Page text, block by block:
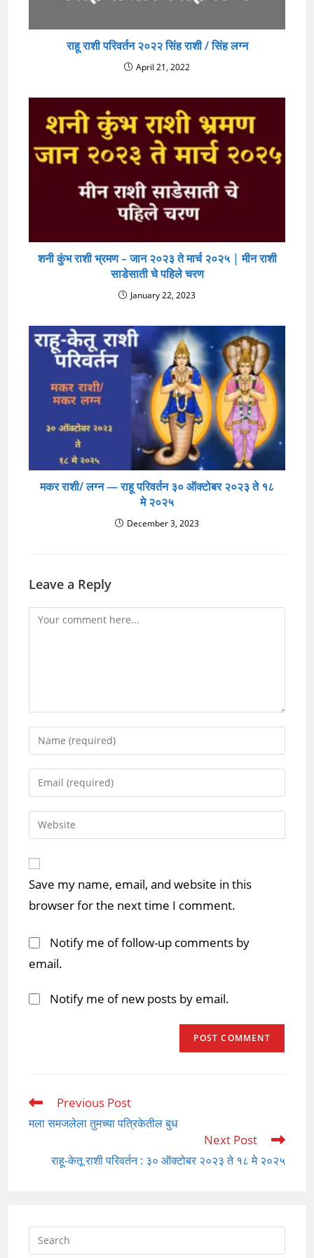
राहू राशी परिवर्तन २०२२ सिंह राशी / सिंह लग्न
April 21, 2022
शनी कुंभ राशी भ्रमण – जान २०२३ ते मार्च २०२५ | मीन राशी
साडेसाती चे पहिले चरण
January 22, 2023
मकर राशी/ लग्न — राहू परिवर्तन ३० ऑक्टोबर २०२३ ते १८
मे २०२५
December 3, 2023
Leave a Reply
Comment
Enter
your
name
comment
Enter
your
email
address
Enter
your
URL
(optional)
Save my name, email, and website in this
browser for the next time I comment.
Notify me of follow-up comments by
email.
Notify me of new posts by email.
Read
more
articles
Previous Post
मला समजलेला तुमच्या पत्रिकेतील बुध
Next Post
राहू-केतू राशी परिवर्तन : ३० ऑक्टोबर २०२३ ते १८ मे २०२५